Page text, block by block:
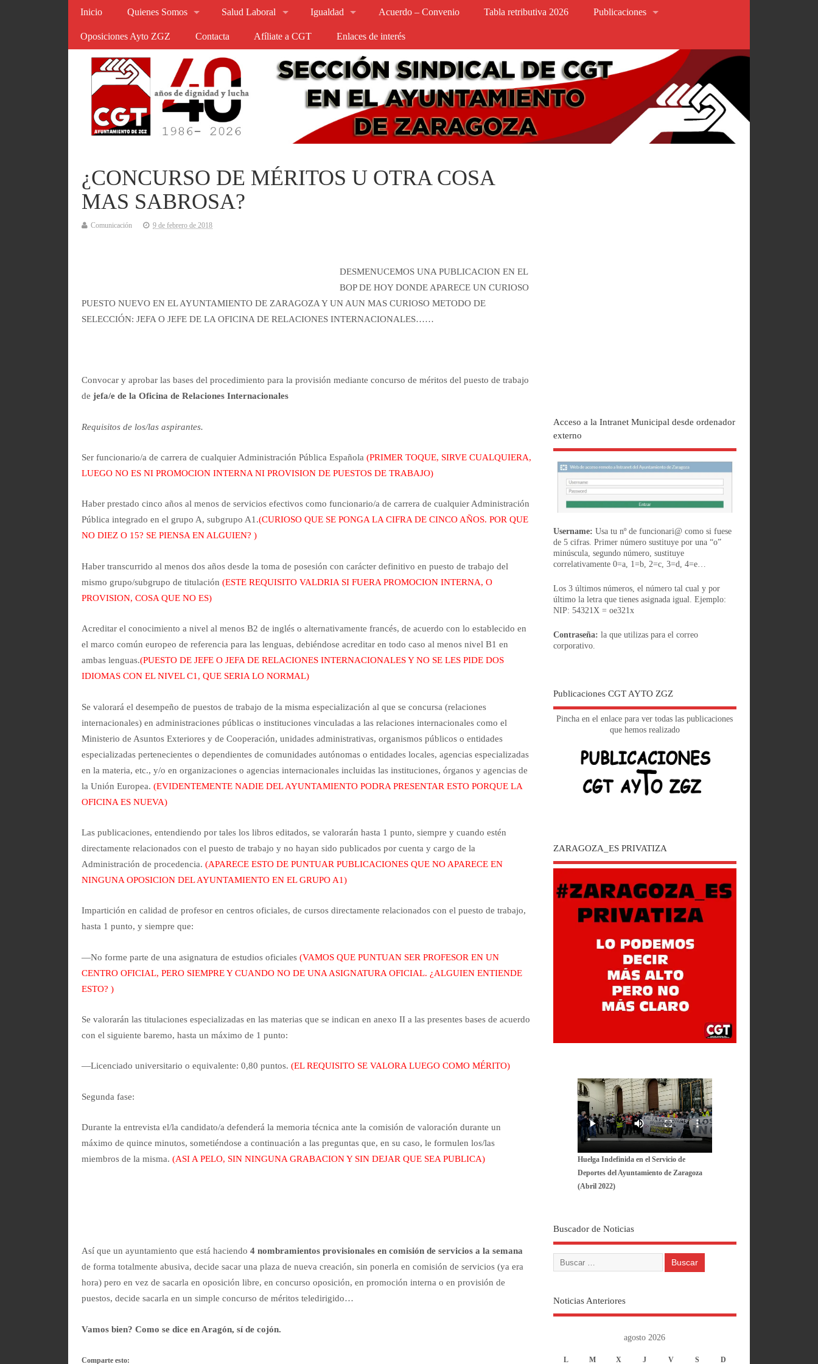
Inicio Quienes Somos Salud Laboral Igualdad Acuerdo – Convenio Tabla retributiva 2026 Publicaciones
Oposiciones Ayto ZGZ Contacta Afíliate a CGT Enlaces de interés
¿CONCURSO DE MÉRITOS U OTRA COSA
MAS SABROSA?
Comunicación 9 de febrero de 2018
DESMENUCEMOS UNA PUBLICACION EN EL
BOP DE HOY DONDE APARECE UN CURIOSO
PUESTO NUEVO EN EL AYUNTAMIENTO DE ZARAGOZA Y UN AUN MAS CURIOSO METODO DE
SELECCIÓN: JEFA O JEFE DE LA OFICINA DE RELACIONES INTERNACIONALES……
Convocar y aprobar las bases del procedimiento para la provisión mediante concurso de méritos del puesto de trabajo
de jefa/e de la Oficina de Relaciones Internacionales
Requisitos de los/las aspirantes.
Ser funcionario/a de carrera de cualquier Administración Pública Española(PRIMER TOQUE, SIRVE CUALQUIERA,
LUEGO NO ES NI PROMOCION INTERNA NI PROVISION DE PUESTOS DE TRABAJO)
Haber prestado cinco años al menos de servicios efectivos como funcionario/a de carrera de cualquier Administración
Pública integrado en el grupo A, subgrupo A1.(CURIOSO QUE SE PONGA LA CIFRA DE CINCO AÑOS. POR QUE
NO DIEZ O 15? SE PIENSA EN ALGUIEN? )
Haber transcurrido al menos dos años desde la toma de posesión con carácter definitivo en puesto de trabajo del
mismo grupo/subgrupo de titulación(ESTE REQUISITO VALDRIA SI FUERA PROMOCION INTERNA, O
PROVISION, COSA QUE NO ES)
Acreditar el conocimiento a nivel al menos B2 de inglés o alternativamente francés, de acuerdo con lo establecido en
el marco común europeo de referencia para las lenguas, debiéndose acreditar en todo caso al menos nivel B1 en
ambas lenguas.(PUESTO DE JEFE O JEFA DE RELACIONES INTERNACIONALES Y NO SE LES PIDE DOS
IDIOMAS CON EL NIVEL C1, QUE SERIA LO NORMAL)
Se valorará el desempeño de puestos de trabajo de la misma especialización al que se concursa (relaciones
internacionales) en administraciones públicas o instituciones vinculadas a las relaciones internacionales como el
Ministerio de Asuntos Exteriores y de Cooperación, unidades administrativas, organismos públicos o entidades
especializadas pertenecientes o dependientes de comunidades autónomas o entidades locales, agencias especializadas
en la materia, etc., y/o en organizaciones o agencias internacionales incluidas las instituciones, órganos y agencias de
la Unión Europea. (EVIDENTEMENTE NADIE DEL AYUNTAMIENTO PODRA PRESENTAR ESTO PORQUE LA
OFICINA ES NUEVA)
Las publicaciones, entendiendo por tales los libros editados, se valorarán hasta 1 punto, siempre y cuando estén
directamente relacionados con el puesto de trabajo y no hayan sido publicados por cuenta y cargo de la
Administración de procedencia.(APARECE ESTO DE PUNTUAR PUBLICACIONES QUE NO APARECE EN
NINGUNA OPOSICION DEL AYUNTAMIENTO EN EL GRUPO A1)
Impartición en calidad de profesor en centros oficiales, de cursos directamente relacionados con el puesto de trabajo,
hasta 1 punto, y siempre que:
—No forme parte de una asignatura de estudios oficiales(VAMOS QUE PUNTUAN SER PROFESOR EN UN
CENTRO OFICIAL, PERO SIEMPRE Y CUANDO NO DE UNA ASIGNATURA OFICIAL. ¿ALGUIEN ENTIENDE
ESTO? )
Se valorarán las titulaciones especializadas en las materias que se indican en anexo II a las presentes bases de acuerdo
con el siguiente baremo, hasta un máximo de 1 punto:
—Licenciado universitario o equivalente: 0,80 puntos.(EL REQUISITO SE VALORA LUEGO COMO MÉRITO)
Segunda fase:
Durante la entrevista el/la candidato/a defenderá la memoria técnica ante la comisión de valoración durante un
máximo de quince minutos, sometiéndose a continuación a las preguntas que, en su caso, le formulen los/las
miembros de la misma.(ASI A PELO, SIN NINGUNA GRABACION Y SIN DEJAR QUE SEA PUBLICA)
Así que un ayuntamiento que está haciendo4 nombramientos provisionales en comisión de servicios a la semana
de forma totalmente abusiva, decide sacar una plaza de nueva creación, sin ponerla en comisión de servicios (ya era
hora) pero en vez de sacarla en oposición libre, en concurso oposición, en promoción interna o en provisión de
puestos, decide sacarla en un simple concurso de méritos teledirigido…
Vamos bien? Como se dice en Aragón, sí de cojón.
Comparte esto:
Acceso a la Intranet Municipal desde ordenador
externo
Username: Usa tu nº de funcionari@ como si fuese
de 5 cifras. Primer número sustituye por una “o”
minúscula, segundo número, sustituye
correlativamente 0=a, 1=b, 2=c, 3=d, 4=e…
Los 3 últimos números, el número tal cual y por
último la letra que tienes asignada igual. Ejemplo:
NIP: 54321X = oe321x
Contraseña: la que utilizas para el correo
corporativo.
Publicaciones CGT AYTO ZGZ
Pincha en el enlace para ver todas las publicaciones
que hemos realizado
ZARAGOZA_ES PRIVATIZA
Huelga Indefinida en el Servicio de
Deportes del Ayuntamiento de Zaragoza
(Abril 2022)
Buscador de Noticias
Noticias Anteriores
agosto 2026
L M X J V S
D